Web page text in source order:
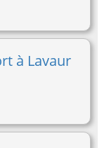
à Lavaur